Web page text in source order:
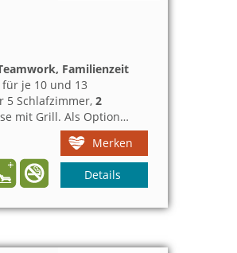
Familienzeit
je 10 und 13
5 Schlafzimmer, 2
mit Grill. Als Option
Merken
Details